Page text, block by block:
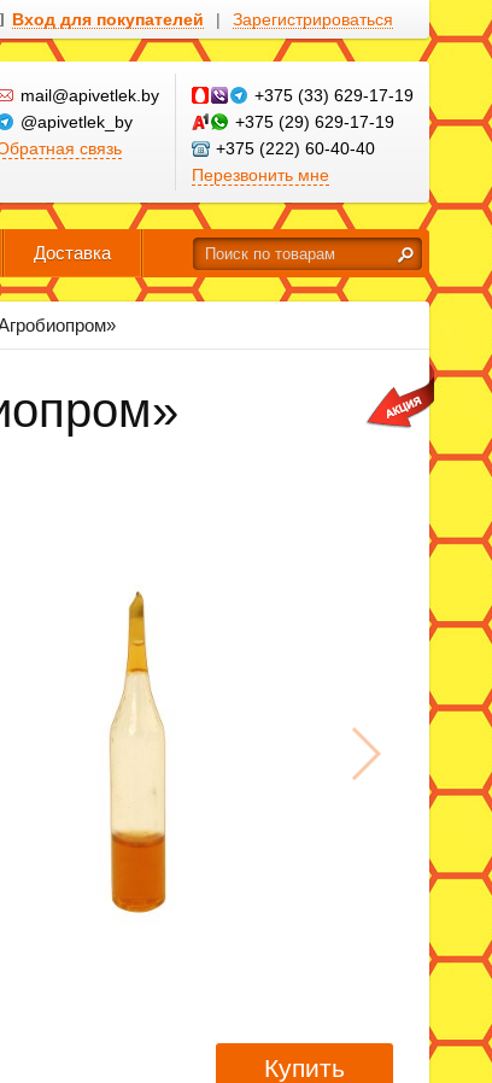
Вход для покупателей | Зарегистрироваться
mail@apivetlek.by
@apivetlek_by
связь
+375 (33) 629-17-19
+375 (29) 629-17-19
+375 (222) 60-40-40
Перезвонить мне
Доставка
Купить